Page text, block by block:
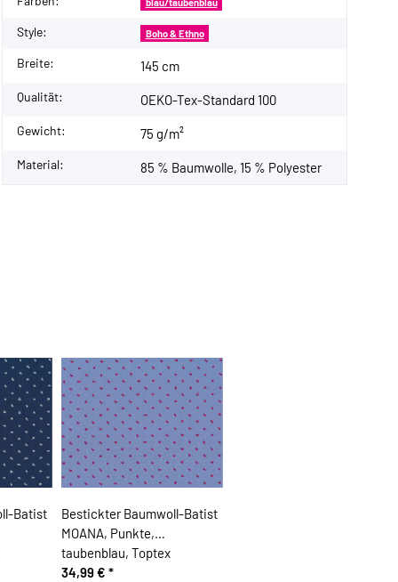
Style: Boho & Ethno
Breite: 145 cm
Qualität: OEKO-Tex-Standard 100
Gewicht: 75 g/m²
Material: 85 % Baumwolle, 15 % Polyester
Batist
Bestickter Baumwoll-Batist
MOANA, Punkte,
taubenblau, Toptex
34,99 € *